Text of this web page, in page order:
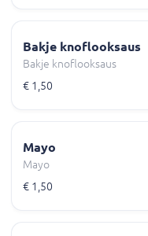
Bakje knoflooksaus
Bakje knoflooksaus
€ 1,50
Mayo
Mayo
€ 1,50